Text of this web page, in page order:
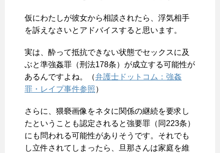
仮にわたしが彼女から相談されたら、浮気相手
を訴えなさいとアドバイスすると思います。
実は、酔って抵抗できない状態でセックスに及
ぶと準強姦罪（刑法178条）が成立する可能性が
あるんですよね。（弁護士ドットコム：強姦
罪・レイプ事件参照 ）
さらに、猥褻画像をネタに関係の継続を要求し
たということも認定されると強要罪（同223条）
にも問われる可能性がありそうです。それでも
し立件されてしまったら、旦那さんは家庭を維